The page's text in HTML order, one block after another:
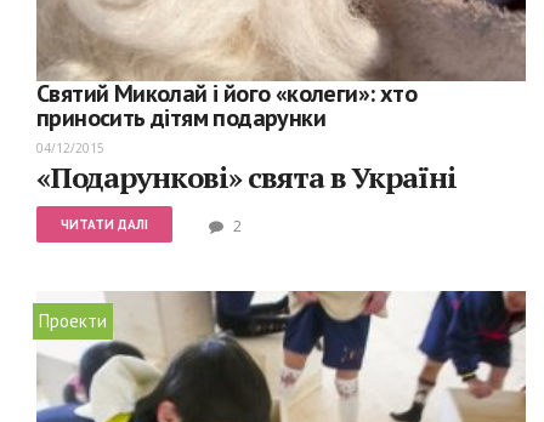
Святий Миколай і його «колеги»: хто
приносить дітям подарунки
04/12/2015
«Подарункові» свята в Україні
ЧИТАТИ ДАЛІ 2
Проекти